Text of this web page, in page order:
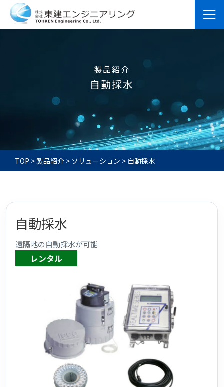
製品紹介
自動採水
TOP >製品紹介 > ソリューション > 自動採水
自動採水
遠隔地の自動採水が可能
レンタル